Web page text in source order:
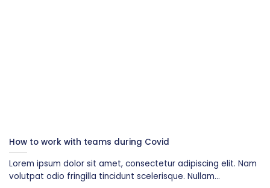
How to work with teams during Covid
Lorem ipsum dolor sit amet, consectetur adipiscing elit. Nam
volutpat odio fringilla tincidunt scelerisque. Nullam...